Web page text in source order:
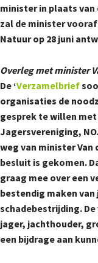
minister in plaats van
zal de minister
Natuur op 28 juni
Overleg met minister
De ‘Verzamelbrief
organisaties de
gesprek te willen met
Jagersvereniging,
weg van minister
besluit is gekomen.
graag mee over een
bestendig maken van
schadebestrijding.
jager, jachthouder,
een bijdrage aan